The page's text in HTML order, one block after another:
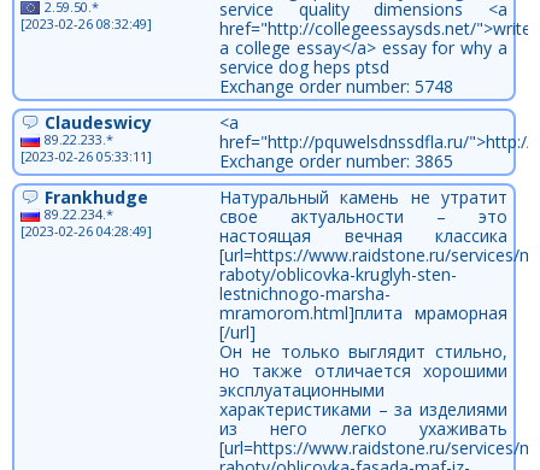
2.59.50.*
[2023-02-26 08:32:49]
service quality dimensions <a
href="http://collegeessaysds.net/">write
a college essay</a> essay for why a
service dog heps ptsd
Exchange order number: 5748
Claudeswicy
89.22.233.*
[2023-02-26 05:33:11]
<a
href="http://pquwelsdnssdfla.ru/">http://
Exchange order number: 3865
Frankhudge
89.22.234.*
[2023-02-26 04:28:49]
Натуральный камень не утратит
свое актуальности – это
настоящая вечная классика
[url=https://www.raidstone.ru/services/
raboty/oblicovka-kruglyh-sten-
lestnichnogo-marsha-
mramorom.html]плита мраморная
[/url]
Он не только выглядит стильно,
но также отличается хорошими
эксплуатационными
характеристиками – за изделиями
из него легко ухаживать
[url=https://www.raidstone.ru/services/